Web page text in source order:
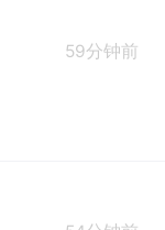
59分钟前